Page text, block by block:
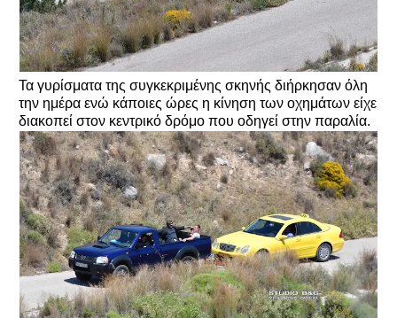
Τα γυρίσματα της συγκεκριμένης σκηνής διήρκησαν όλη
την ημέρα ενώ κάποιες ώρες η κίνηση των οχημάτων είχε
διακοπεί στον κεντρικό δρόμο που οδηγεί στην παραλία.